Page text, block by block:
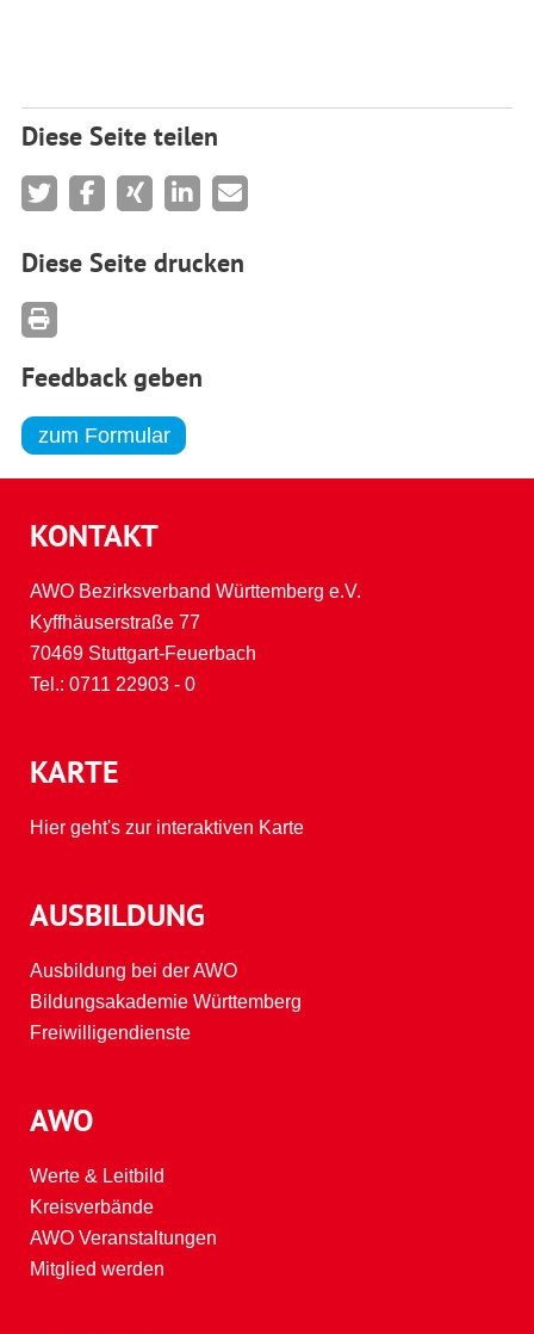
Diese Seite teilen
Diese Seite drucken
Feedback geben
zum Formular
AUSBILDUNG
Ausbildung bei der AWO
Bildungsakademie Württemberg
Freiwilligendienste
AWO
Werte & Leitbild
Kreisverbände
AWO Veranstaltungen
Mitglied werden
KONTAKT
AWO Bezirksverband Württemberg e.V.
Kyffhäuserstraße 77
70469 Stuttgart-Feuerbach
Tel.: 0711 22903 - 0
KARTE
Hier geht's zur interaktiven Karte